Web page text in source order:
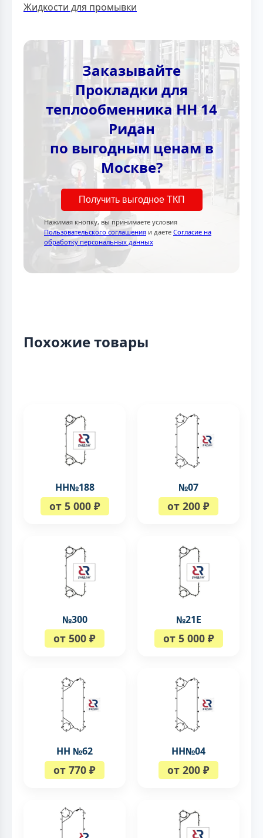
Жидкости для промывки
Заказывайте
Прокладки для
теплообменника НН 14
Ридан
по выгодным ценам в
Москве?
Получить выгодное ТКП
Нажимая кнопку, вы принимаете условия
Пользовательского соглашения и даете Согласие на
обработку персональных данных
Похожие товары
НН№188
от 5 000 ₽
№07
от 200 ₽
№300
от 500 ₽
№21Е
от 5 000 ₽
НН №62
от 770 ₽
НН№04
от 200 ₽